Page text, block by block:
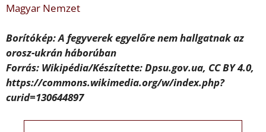
Magyar Nemzet
Borítókép: A fegyverek egyelőre nem hallgatnak az
orosz-ukrán háborúban
Forrás: Wikipédia/Készítette: Dpsu.gov.ua, CC BY 4.0,
https://commons.wikimedia.org/w/index.php?
curid=130644897